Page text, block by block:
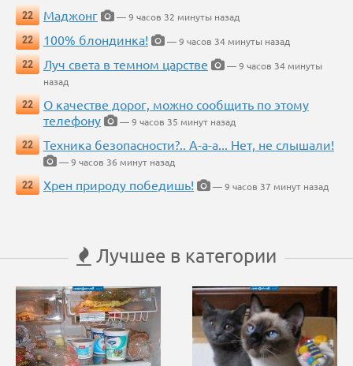
22
Маджонг
— 9 часов 32 минуты назад
22
100% блондинка!
— 9 часов 34 минуты назад
22
Луч света в темном царстве
— 9 часов 34 минуты
назад
22
О качестве дорог, можно сообщить по этому
телефону
— 9 часов 35 минут назад
22
Техника безопасности?.. А-а-а... Нет, не слышали!
— 9 часов 36 минут назад
22
Хрен природу победишь! — 9 часов 37 минут назад
Лучшее в категории